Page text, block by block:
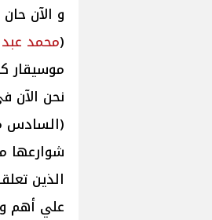
و الآن
(محمد
موسيقار
نحن الآن
(السادس من
شوارعها
الذين
علي أهم